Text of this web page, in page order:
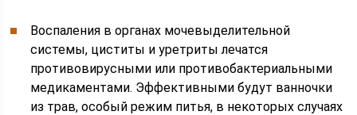
Воспаления в органах мочевыделительной
системы, циститы и уретриты лечатся
противовирусными или противобактериальными
медикаментами. Эффективными будут ванночки
из трав, особый режим питья, в некоторых случаях